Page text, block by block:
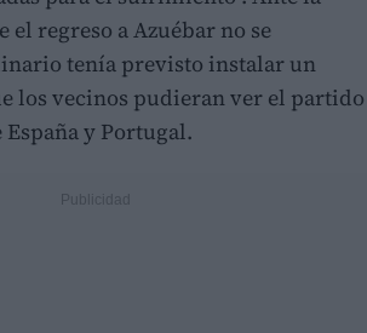
regreso a Azuébar no se
tenía previsto instalar un
los vecinos pudieran ver el partido
y Portugal.